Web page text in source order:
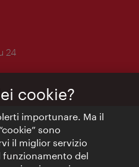
24
dati
cookie?
importunare. Ma il
sono
il miglior servizio
funzionamento del